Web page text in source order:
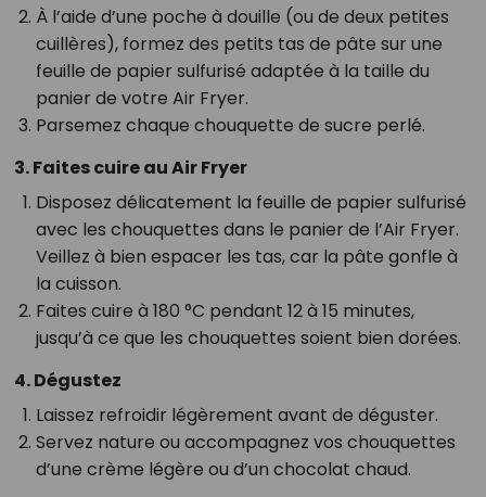
À l’aide d’une poche à douille (ou de deux petites
cuillères), formez des petits tas de pâte sur une
feuille de papier sulfurisé adaptée à la taille du
panier de votre Air Fryer.
Parsemez chaque chouquette de sucre perlé.
3. Faites cuire au Air Fryer
Disposez délicatement la feuille de papier sulfurisé
avec les chouquettes dans le panier de l’Air Fryer.
Veillez à bien espacer les tas, car la pâte gonfle à
la cuisson.
Faites cuire à 180 °C pendant 12 à 15 minutes,
jusqu’à ce que les chouquettes soient bien dorées.
4. Dégustez
Laissez refroidir légèrement avant de déguster.
Servez nature ou accompagnez vos chouquettes
d’une crème légère ou d’un chocolat chaud.